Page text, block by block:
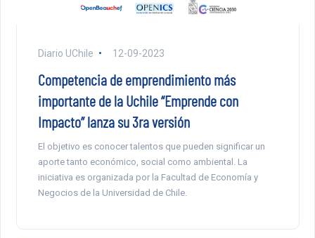
Diario UChile 12-09-2023
Competencia de emprendimiento más
importante de la Uchile “Emprende con
Impacto” lanza su 3ra versión
El objetivo es conocer talentos que pueden significar un
aporte tanto económico, social como ambiental. La
iniciativa es organizada por la Facultad de Economía y
Negocios de la Universidad de Chile.